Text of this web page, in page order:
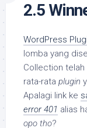
2.5
WordPress
lomba yang
Collection telah
rata-rata plugin
Apalagi link ke
error 401 alias
opo tho?